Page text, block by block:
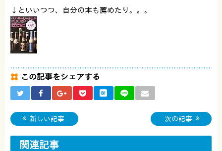
↓といいつつ、自分の本も薦めたり。。。
この記事をシェアする
新しい記事 次の記事
関連記事